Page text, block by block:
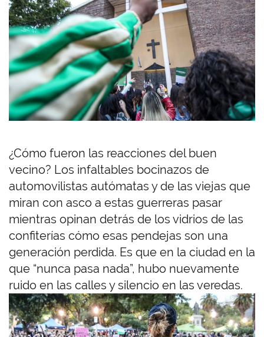
¿Cómo fueron las reacciones del buen
vecino? Los infaltables bocinazos de
automovilistas autómatas y de las viejas que
miran con asco a estas guerreras pasar
mientras opinan detrás de los vidrios de las
confiterías cómo esas pendejas son una
generación perdida. Es que en la ciudad en la
que “nunca pasa nada”, hubo nuevamente
ruido en las calles y silencio en las veredas.